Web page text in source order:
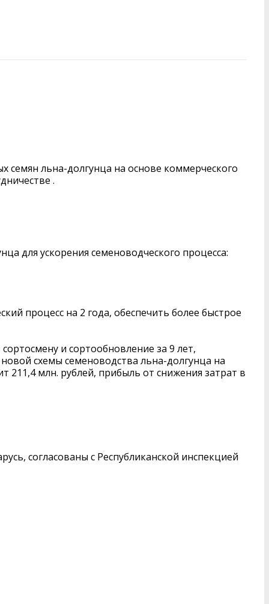
семян льна-долгунца на основе коммерческого
.
для ускорения семеноводческого процесса:
процесс на 2 года, обеспечить более быстрое
и сортообновление за 9 лет,
схемы семеноводства льна-долгунца на
211,4 млн. рублей, прибыль от снижения затрат в
согласованы с Республиканской инспекцией